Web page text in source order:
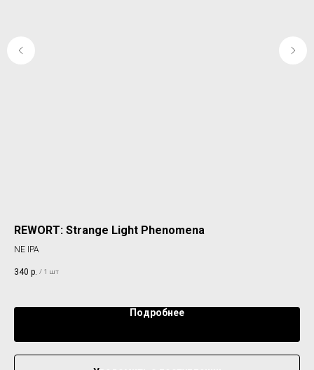
REWORT: Strange Light Phenomena
NE IPA
340 р. / 1 шт
Подробнее